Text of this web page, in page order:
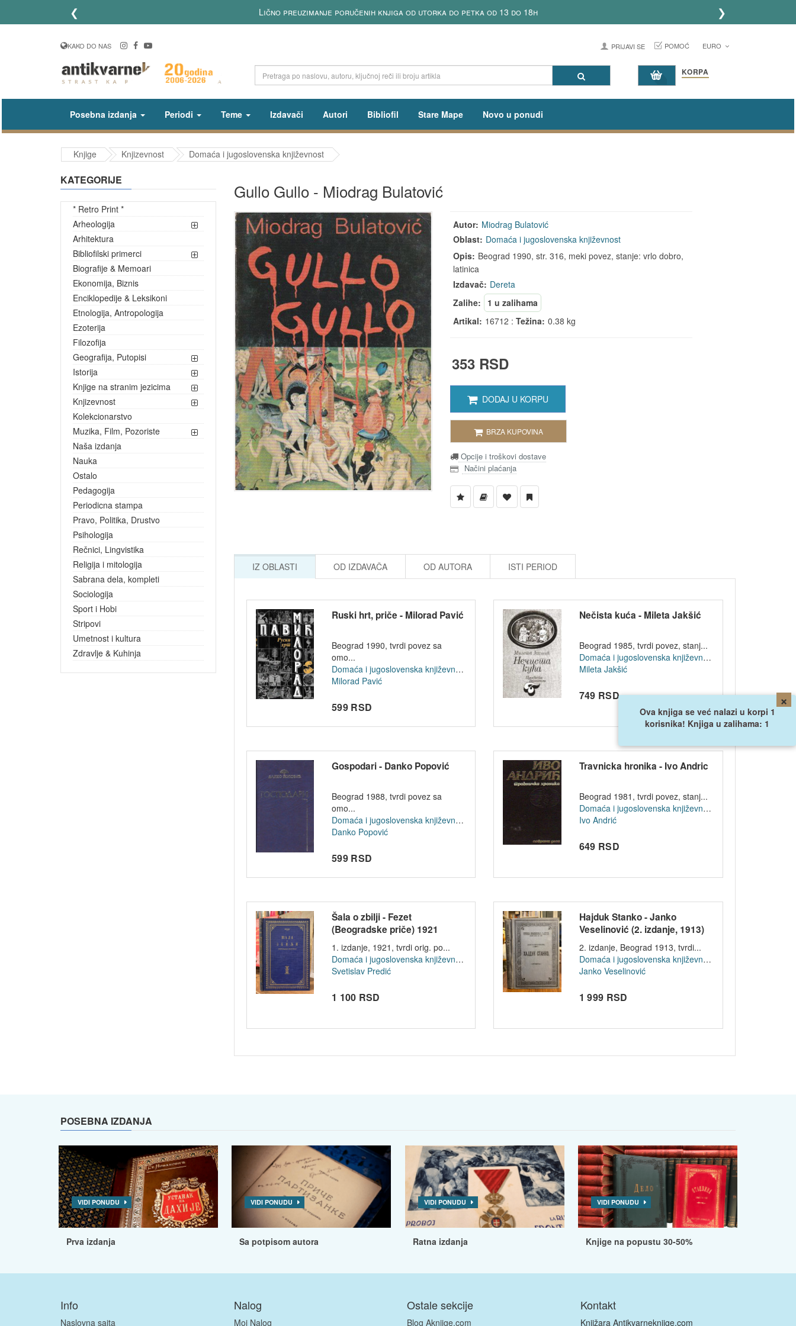
❮ Lično preuzimanje poručenih knjiga od utorka do petka od 13 do 18h ❯
KAKO DO NAS PRIJAVI SE POMOĆ EURO
KORPA
Posebna izdanja Periodi Teme Izdavači Autori Bibliofil Stare Mape Novo u ponudi
Knjige Knjizevnost Domaća i jugoslovenska književnost
KATEGORIJE
* Retro Print *
Arheologija
Arhitektura
Bibliofilski primerci
Biografije & Memoari
Ekonomija, Biznis
Enciklopedije & Leksikoni
Etnologija, Antropologija
Ezoterija
Filozofija
Geografija, Putopisi
Istorija
Knjige na stranim jezicima
Knjizevnost
Kolekcionarstvo
Muzika, Film, Pozoriste
Naša izdanja
Nauka
Ostalo
Pedagogija
Periodicna stampa
Pravo, Politika, Drustvo
Psihologija
Rečnici, Lingvistika
Religija i mitologija
Sabrana dela, kompleti
Sociologija
Sport i Hobi
Stripovi
Umetnost i kultura
Zdravlje & Kuhinja
Gullo Gullo - Miodrag Bulatović
Autor: Miodrag Bulatović
Oblast: Domaća i jugoslovenska književnost
Opis: Beograd 1990, str. 316, meki povez, stanje: vrlo dobro,
latinica
Izdavač: Dereta
Zalihe:
1 u zalihama
Artikal: 16712 :Težina: 0.38 kg
353 RSD
DODAJ U KORPU
BRZA KUPOVINA
Opcije i troškovi dostave
Načini plaćanja
IZ OBLASTI OD IZDAVAČA OD AUTORA ISTI PERIOD
Ruski hrt, priče - Milorad Pavić
Beograd 1990, tvrdi povez sa
omo...
Domaća i jugoslovenska književnost
Milorad Pavić
599 RSD
Nečista kuća - Mileta Jakšić
Beograd 1985, tvrdi povez, stanj...
Domaća i jugoslovenska književnost
Mileta Jakšić
749 RSD
Gospodari - Danko Popović
Beograd 1988, tvrdi povez sa
omo...
Domaća i jugoslovenska književnost
Danko Popović
599 RSD
Travnicka hronika - Ivo Andric
Beograd 1981, tvrdi povez, stanj...
Domaća i jugoslovenska književnost
Ivo Andrić
649 RSD
Šala o zbilji - Fezet
(Beogradske priče) 1921
1. izdanje, 1921, tvrdi orig. po...
Domaća i jugoslovenska književnost
Svetislav Predić
1 100 RSD
Hajduk Stanko - Janko
Veselinović (2. izdanje, 1913)
2. izdanje, Beograd 1913, tvrdi...
Domaća i jugoslovenska književnost
Janko Veselinović
1 999 RSD
×
Ova knjiga se već nalazi u korpi 1
korisnika! Knjiga u zalihama: 1
POSEBNA IZDANJA
VIDI PONUDU
Prva izdanja
VIDI PONUDU
Sa potpisom autora
VIDI PONUDU
Ratna izdanja
VIDI PONUDU
Knjige na popustu 30-50%
Info
Naslovna sajta
Nalog
Moj Nalog
Ostale sekcije
Blog Aknjige.com
Kontakt
Knjižara Antikvarneknjige.com